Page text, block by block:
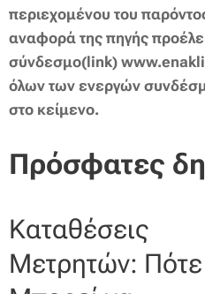
περιεχομένου του
αναφορά της πηγής
σύνδεσμο(link)
όλων των ενεργών
στο κείμενο.
Πρόσφατες
Καταθέσεις
Μετρητών: Πότε